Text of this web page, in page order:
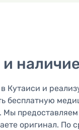
Кутаиси и
бесплатную
оригинал. По